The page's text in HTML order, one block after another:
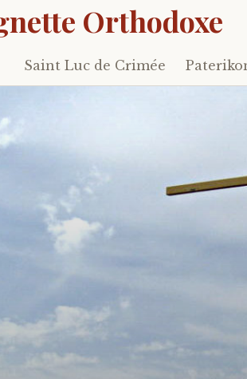
Orthodoxe
Skip
to
Saint Luc de Crimée